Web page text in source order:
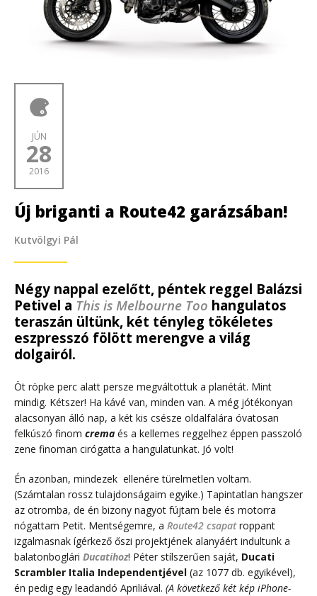
JÚN
28
2016
Új briganti a Route42 garázsában!
Kutvölgyi Pál
Négy nappal ezelőtt, péntek reggel Balázsi
Petivel a This is Melbourne Too hangulatos
teraszán ültünk, két tényleg tökéletes
eszpresszó fölött merengve a világ
dolgairól.
Öt röpke perc alatt persze megváltottuk a planétát. Mint
mindig. Kétszer! Ha kávé van, minden van. A még jótékonyan
alacsonyan álló nap, a két kis csésze oldalfalára óvatosan
felkúszó finom crema és a kellemes reggelhez éppen passzoló
zene finoman cirógatta a hangulatunkat. Jó volt!
Én azonban, mindezek ellenére türelmetlen voltam.
(Számtalan rossz tulajdonságaim egyike.) Tapintatlan hangszer
az otromba, de én bizony nagyot fújtam bele és motorra
nógattam Petit. Mentségemre, a Route42 csapatroppant
izgalmasnak ígérkező őszi projektjének alanyáért indultunk a
balatonboglári Ducatihoz! Péter stílszerűen saját, Ducati
Scrambler Italia Independentjével (az 1077 db. egyikével),
én pedig egy leadandó Apriliával. (A következő két kép iPhone-